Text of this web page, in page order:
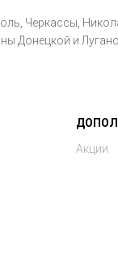
Черкассы,
Донецкой и
Акции